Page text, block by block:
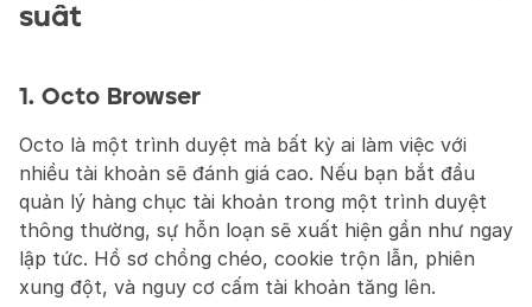
suất
1. Octo Browser
Octo là một trình duyệt mà bất kỳ ai làm việc với
nhiều tài khoản sẽ đánh giá cao. Nếu bạn bắt đầu
quản lý hàng chục tài khoản trong một trình duyệt
thông thường, sự hỗn loạn sẽ xuất hiện gần như ngay
lập tức. Hồ sơ chồng chéo, cookie trộn lẫn, phiên
xung đột, và nguy cơ cấm tài khoản tăng lên.